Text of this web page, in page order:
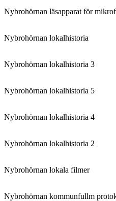
Nybrohörnan läsapparat för
Nybrohörnan lokalhistoria
Nybrohörnan lokalhistoria 3
Nybrohörnan lokalhistoria 5
Nybrohörnan lokalhistoria 4
Nybrohörnan lokalhistoria 2
Nybrohörnan lokala filmer
Nybrohörnan kommunfullm